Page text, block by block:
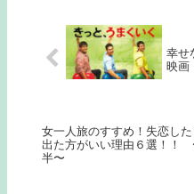
幸せ
映画
女一人旅のすすめ！失恋し
出た方がいい理由６選！！
半〜